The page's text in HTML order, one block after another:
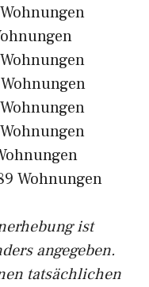
Wohnungen
ist
angegeben.
tatsächlichen